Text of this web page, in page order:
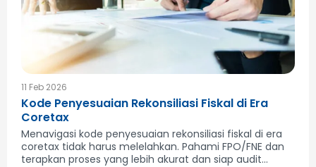
11 Feb 2026
Kode Penyesuaian Rekonsiliasi Fiskal di Era
Coretax
Menavigasi kode penyesuaian rekonsiliasi fiskal di era
coretax tidak harus melelahkan. Pahami FPO/FNE dan
terapkan proses yang lebih akurat dan siap audit...